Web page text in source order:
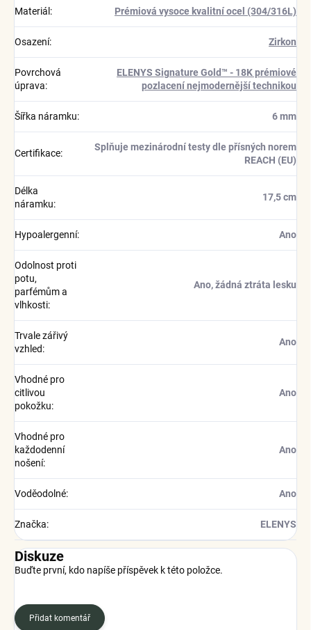
Materiál : Prémiová vysoce kvalitní ocel (304/316L)
Osazení: Zirkon
Povrchová
úprava:
ELENYS Signature Gold™ - 18K prémiové
pozlacení nejmodernější technikou
Šířka náramku: 6 mm
Certifikace:
Splňuje mezinárodní testy dle přísných norem
REACH (EU)
Délka
náramku:
17,5 cm
Hypoalergenní: Ano
Odolnost proti
potu,
parfémům a
vlhkosti:
Ano, žádná ztráta lesku
Trvale zářivý
vzhled:
Ano
Vhodné pro
citlivou
pokožku:
Ano
Vhodné pro
každodenní
nošení:
Ano
Voděodolné: Ano
Značka: ELENYS
Diskuze
Buďte první, kdo napíše příspěvek k této položce.
Přidat komentář